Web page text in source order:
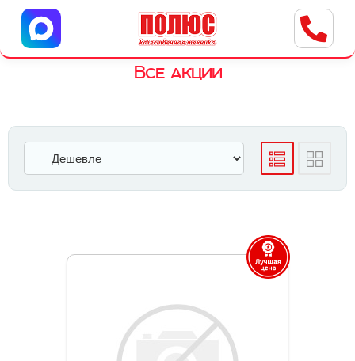
Центр бытовой техники
г. Ульяновск, ул. Пушкарева, 8a
Все акции